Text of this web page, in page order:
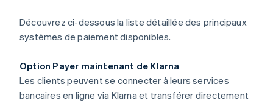
Découvrez ci-dessous la liste détaillée des principaux
systèmes de paiement disponibles.
Option Payer maintenant de Klarna
Les clients peuvent se connecter à leurs services
bancaires en ligne via Klarna et transférer directement